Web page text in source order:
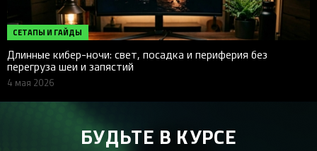
СЕТАПЫ И ГАЙДЫ
Длинные кибер-ночи: свет, посадка и периферия без
перегруза шеи и запястий
4 мая 2026
БУДЬТЕ В КУРСЕ